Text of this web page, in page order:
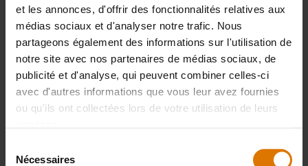
et les annonces, d'offrir des fonctionnalités relatives aux
médias sociaux et d'analyser notre trafic. Nous
partageons également des informations sur l'utilisation de
notre site avec nos partenaires de médias sociaux, de
publicité et d'analyse, qui peuvent combiner celles-ci
avec d'autres informations que vous leur avez fournies
ou qu'ils ont collectées lors de votre utilisation de leurs
Nécessaires
PRINT THIS LIST